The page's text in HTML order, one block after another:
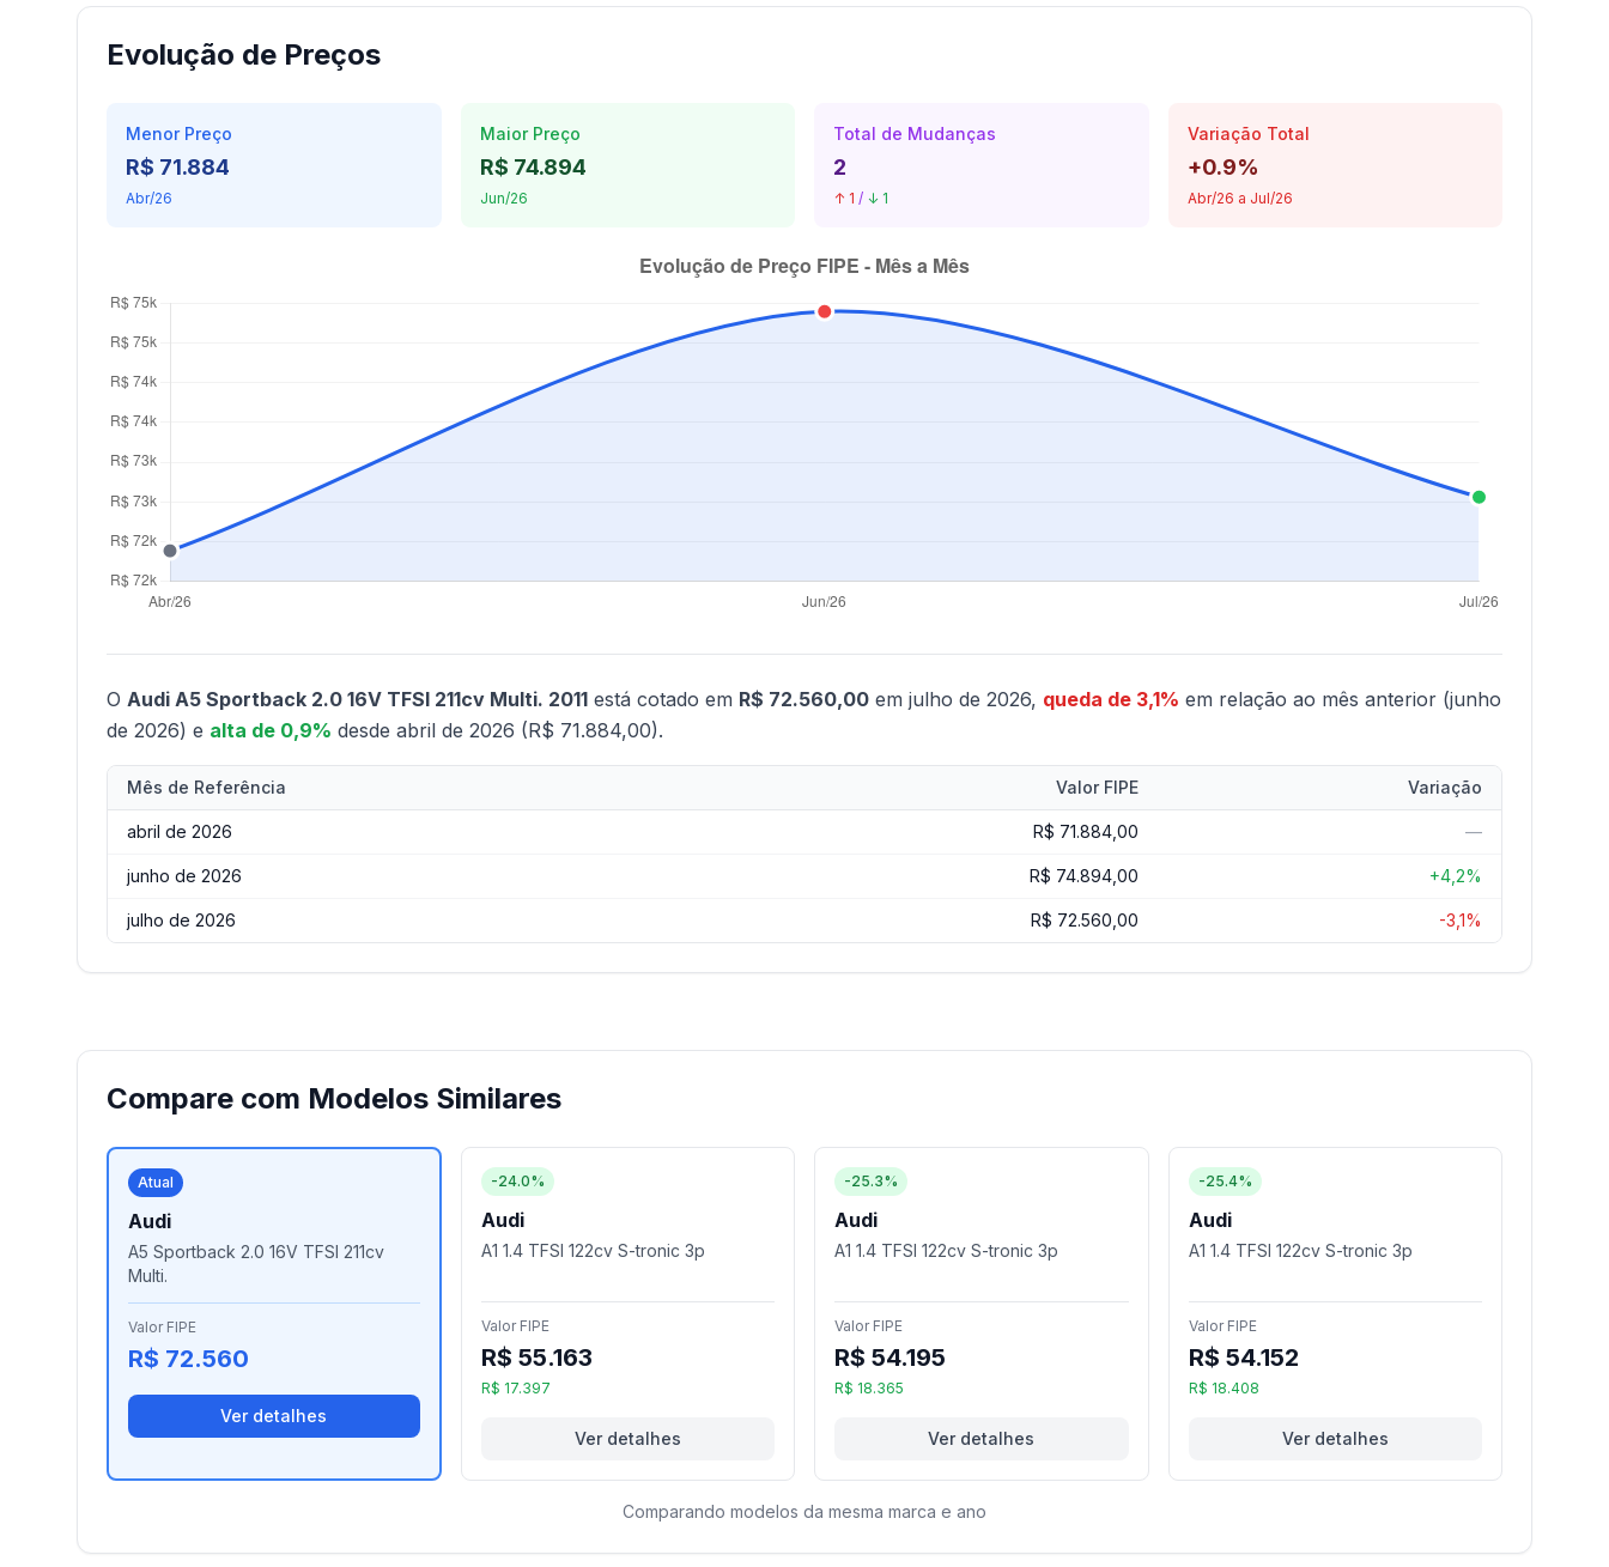
Evolução de Preços
Menor Preço
R$ 71.884
Abr/26
Maior Preço
R$ 74.894
Jun/26
Total de Mudanças
2
↑ 1 / ↓ 1
Variação Total
+0.9%
Abr/26 a Jul/26
O Audi A5 Sportback 2.0 16V TFSI 211cv Multi. 2011 está cotado em R$ 72.560,00 em julho de 2026, queda de 3,1% em relação ao mês anterior (junho
de 2026) e alta de 0,9% desde abril de 2026 (R$ 71.884,00).
Mês de Referência Valor FIPE Variação
abril de 2026 R$ 71.884,00 —
junho de 2026 R$ 74.894,00 +4,2%
julho de 2026 R$ 72.560,00 -3,1%
Compare com Modelos Similares
Atual
Audi
A5 Sportback 2.0 16V TFSI 211cv
Multi.
Valor FIPE
R$ 72.560
Ver detalhes
-24.0%
Audi
A1 1.4 TFSI 122cv S-tronic 3p
Valor FIPE
R$ 55.163
R$ 17.397
Ver detalhes
-25.3%
Audi
A1 1.4 TFSI 122cv S-tronic 3p
Valor FIPE
R$ 54.195
R$ 18.365
Ver detalhes
-25.4%
Audi
A1 1.4 TFSI 122cv S-tronic 3p
Valor FIPE
R$ 54.152
R$ 18.408
Ver detalhes
Comparando modelos da mesma marca e ano